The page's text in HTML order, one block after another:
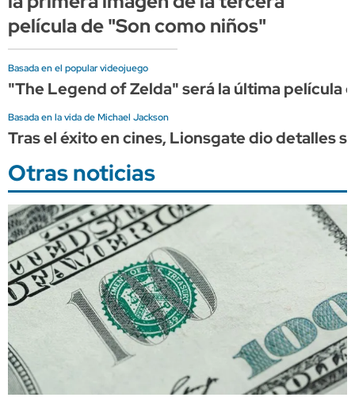
película de "Son como niños"
Basada en el popular videojuego
"The Legend of Zelda" será la última película
Basada en la vida de Michael Jackson
Tras el éxito en cines, Lionsgate dio detalles
Otras noticias